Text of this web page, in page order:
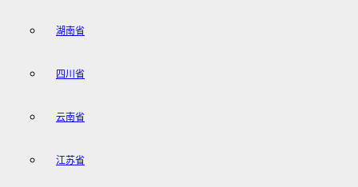
湖南省
四川省
云南省
江苏省